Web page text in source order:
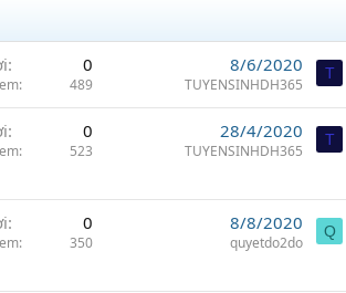
0
489
8/6/2020
TUYENSINHDH365
T
0
523
28/4/2020
TUYENSINHDH365
T
0
350
8/8/2020
quyetdo2do
Q